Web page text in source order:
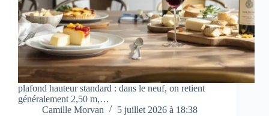
plafond hauteur standard : dans le neuf, on retient
généralement 2,50 m,…
Camille Morvan
5 juillet 2026 à 18:38